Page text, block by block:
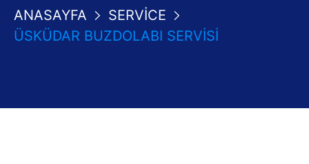
ANASAYFA
SERVICE
ÜSKÜDAR BUZDOLABI SERVISI